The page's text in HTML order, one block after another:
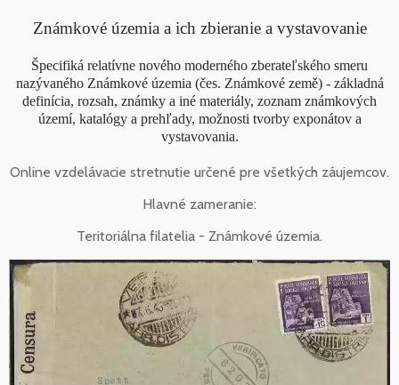
Známkové územia a ich zbieranie a vystavovanie
Špecifiká relatívne nového moderného zberateľského smeru
nazývaného Známkové územia (čes. Známkové země) - základná
definícia, rozsah, známky a iné materiály, zoznam známkových
území, katalógy a prehľady, možnosti tvorby exponátov a
vystavovania.
Online vzdelávacie stretnutie určené pre všetkých záujemcov.
Hlavné zameranie:
Teritoriálna filatelia - Známkové územia.